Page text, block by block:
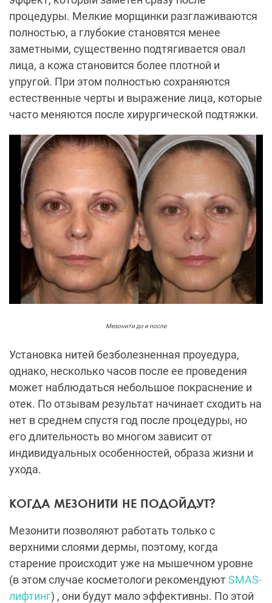
процедуры. Мелкие морщинки разглаживаются
полностью, а глубокие становятся менее
заметными, существенно подтягивается овал
лица, а кожа становится более плотной и
упругой. При этом полностью сохраняются
естественные черты и выражение лица, которые
часто меняются после хирургической подтяжки.
Мезонити до и после
Установка нитей безболезненная проуедура,
однако, несколько часов после ее проведения
может наблюдаться небольшое покраснение и
отек. По отзывам результат начинает сходить на
нет в среднем спустя год после процедуры, но
его длительность во многом зависит от
индивидуальных особенностей, образа жизни и
ухода.
КОГДА МЕЗОНИТИ НЕ ПОДОЙДУТ?
Мезонити позволяют работать только с
верхними слоями дермы, поэтому, когда
старение происходит уже на мышечном уровне
(в этом случае косметологи рекомендуютSMAS-
лифтинг) , они будут мало эффективны. По этой